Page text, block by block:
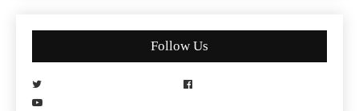
Follow Us